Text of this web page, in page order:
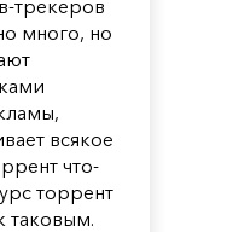
трекеров
много, но
всякое
что-
торрент
таковым.